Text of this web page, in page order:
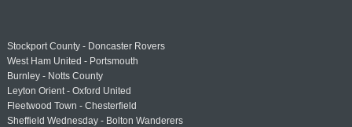
Stockport County - Doncaster Rovers
West Ham United - Portsmouth
Burnley - Notts County
Leyton Orient - Oxford United
Fleetwood Town - Chesterfield
Sheffield Wednesday - Bolton Wanderers